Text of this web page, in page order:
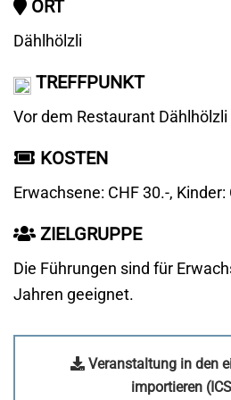
ORT
Dählhölzli
TREFFPUNKT
Vor dem Restaurant Dählhölzli
KOSTEN
Erwachsene: CHF 30.-, Kinder:
ZIELGRUPPE
Die Führungen sind für
Jahren geeignet.
Veranstaltung in den
importieren